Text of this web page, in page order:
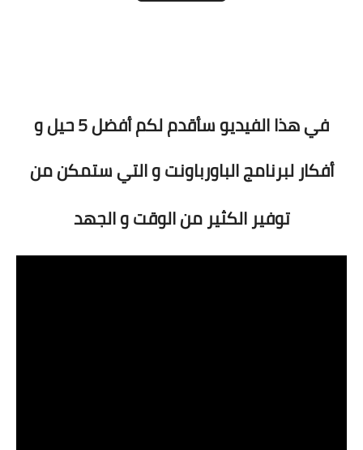
في هذا الفيديو سأقدم لكم أفضل 5 حيل و
أفكار لبرنامج الباورباونت و التي ستمكن من
توفير الكثير من الوقت و الجهد